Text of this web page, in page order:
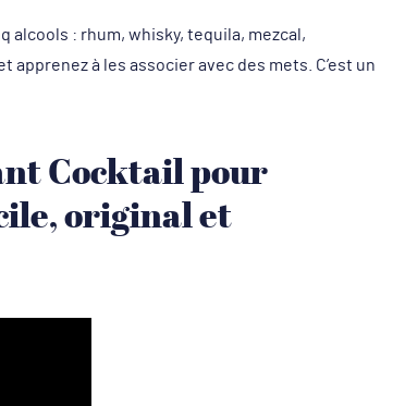
alcools : rhum, whisky, tequila, mezcal,
à les associer avec des mets. C’est un
Cocktail pour
original et